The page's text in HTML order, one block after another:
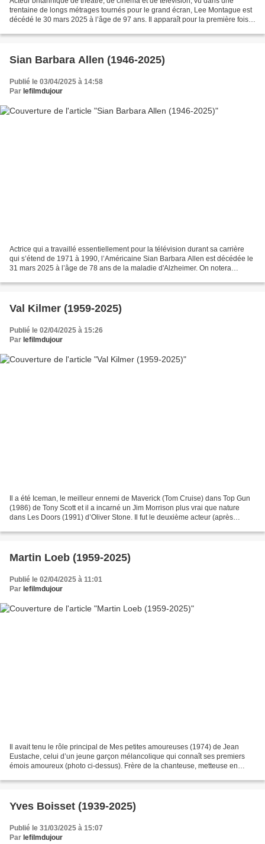
trentaine de longs métrages tournés pour le grand écran, Lee Montague est
décédé le 30 mars 2025 à l’âge de 97 ans. Il apparaît pour la première fois
Sian Barbara Allen (1946-2025)
Publié le 03/04/2025 à 14:58
Par lefilmdujour
Actrice qui a travaillé essentiellement pour la télévision durant sa carrière
qui s’étend de 1971 à 1990, l’Américaine Sian Barbara Allen est décédée le
31 mars 2025 à l’âge de 78 ans de la maladie d'Alzheimer. On notera
Val Kilmer (1959-2025)
Publié le 02/04/2025 à 15:26
Par lefilmdujour
Il a été Iceman, le meilleur ennemi de Maverick (Tom Cruise) dans Top Gun
(1986) de Tony Scott et il a incarné un Jim Morrison plus vrai que nature
dans Les Doors (1991) d’Oliver Stone. Il fut le deuxième acteur (après
Martin Loeb (1959-2025)
Publié le 02/04/2025 à 11:01
Par lefilmdujour
Il avait tenu le rôle principal de Mes petites amoureuses (1974) de Jean
Eustache, celui d’un jeune garçon mélancolique qui connaît ses premiers
émois amoureux (photo ci-dessus). Frère de la chanteuse, metteuse en
Yves Boisset (1939-2025)
Publié le 31/03/2025 à 15:07
Par lefilmdujour